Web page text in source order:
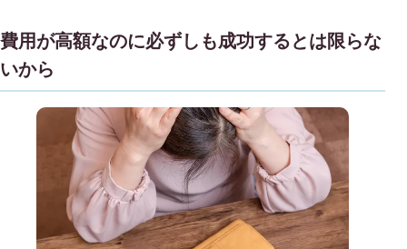
費用が高額なのに必ずしも成功するとは限らな
いから